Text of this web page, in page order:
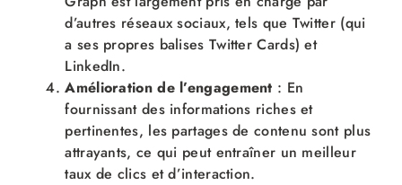
d’autres réseaux sociaux, tels que Twitter (qui
a ses propres balises Twitter Cards) et
LinkedIn.
Amélioration de l’engagement : En
fournissant des informations riches et
pertinentes, les partages de contenu sont plus
attrayants, ce qui peut entraîner un meilleur
taux de clics et d’interaction.